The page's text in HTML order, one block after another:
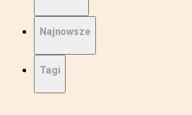
Najnowsze
Tagi